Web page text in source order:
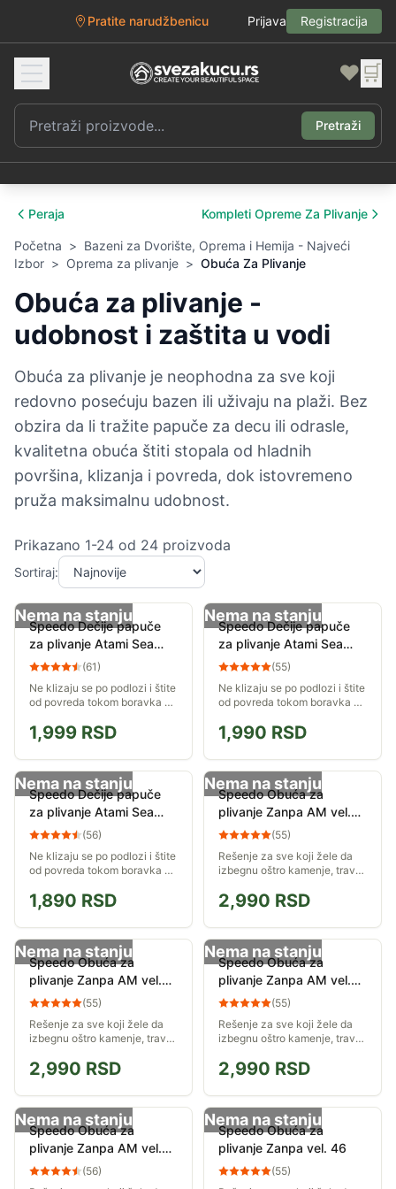
Pratite narudžbenicu Prijava Registracija
❤️ 🛒
Pretraži
Peraja Kompleti Opreme Za Plivanje
Početna > Bazeni za Dvorište, Oprema i Hemija - Najveći
Izbor > Oprema za plivanje > Obuća Za Plivanje
Obuća za plivanje -
udobnost i zaštita u vodi
Obuća za plivanje je neophodna za sve koji
redovno posećuju bazen ili uživaju na plaži. Bez
obzira da li tražite papuče za decu ili odrasle,
kvalitetna obuća štiti stopala od hladnih
površina, klizanja i povreda, dok istovremeno
pruža maksimalnu udobnost.
Prikazano 1-24 od 24 proizvoda
Sortiraj:
Nema na stanju
Speedo Dečije papuče
za plivanje Atami Sea
Squad vel 27
(61)
Ne klizaju se po podlozi i štite
od povreda tokom boravka u
1,999 RSD
Nema na stanju
Speedo Dečije papuče
za plivanje Atami Sea
Squad vel 25
(55)
Ne klizaju se po podlozi i štite
od povreda tokom boravka u
1,990 RSD
Nema na stanju
Speedo Dečije papuče
za plivanje Atami Sea
Squad vel 23
(56)
Ne klizaju se po podlozi i štite
od povreda tokom boravka u
1,890 RSD
Nema na stanju
Speedo Obuća za
plivanje Zanpa AM vel.
42
(55)
Rešenje za sve koji žele da
izbegnu oštro kamenje, travu
tlo, i ostale neprijatnosti u
moru, reci ili jezeru.
Prepustite...
2,990 RSD
Nema na stanju
Speedo Obuća za
plivanje Zanpa AM vel.
40
(55)
Rešenje za sve koji žele da
izbegnu oštro kamenje, travu
tlo, i ostale neprijatnosti u
moru, reci ili jezeru.
Prepustite...
2,990 RSD
Nema na stanju
Speedo Obuća za
plivanje Zanpa AM vel.
39
(55)
Rešenje za sve koji žele da
izbegnu oštro kamenje, travu
tlo, i ostale neprijatnosti u
moru, reci ili jezeru.
Prepustite...
2,990 RSD
Nema na stanju
Speedo Obuća za
plivanje Zanpa AM vel.
37
(56)
Nema na stanju
Speedo Obuća za
plivanje Zanpa vel. 46
(55)